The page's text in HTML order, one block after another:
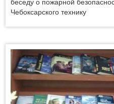
Чебоксарского технику